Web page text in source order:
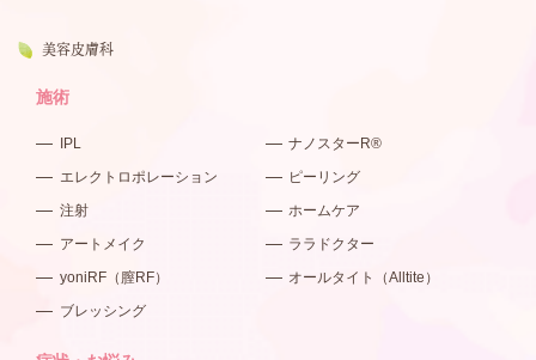
美容皮膚科
施術
IPL
ナノスターR®
エレクトロポレーション
ピーリング
注射
ホームケア
アートメイク
ララドクター
yoniRF（膣RF）
オールタイト（Alltite）
ブレッシング